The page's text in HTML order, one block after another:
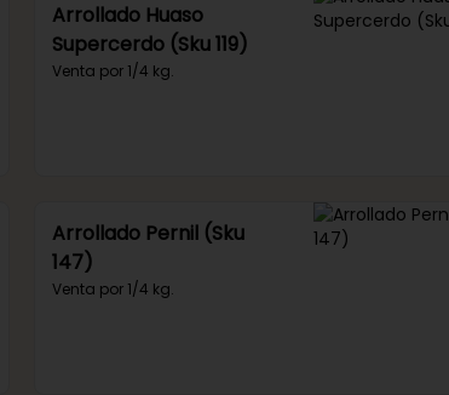
Arrollado Huaso
Supercerdo (Sku 119)
Venta por 1/4 kg.
Arrollado Pernil (Sku
147)
Venta por 1/4 kg.